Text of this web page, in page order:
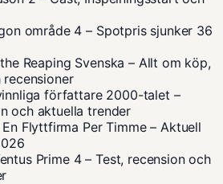
område 4 – Spotpris sjunker 36
Reaping Svenska – Allt om köp,
författare 2000-talet –
och aktuella trender
Flyttfirma Per Timme – Aktuell
Prime 4 – Test, recension och